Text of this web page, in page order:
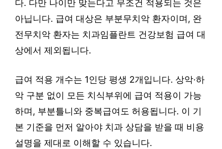
다. 다만 나이만 맞는다고 무조건 적용되는 것은
아닙니다. 급여 대상은 부분무치악 환자이며, 완
전무치악 환자는 치과임플란트 건강보험 급여 대
상에서 제외됩니다.
급여 적용 개수는 1인당 평생 2개입니다. 상악·하
악 구분 없이 모든 치식부위에 급여 적용이 가능
하며, 부분틀니와 중복급여도 허용됩니다. 이 기
본 기준을 먼저 알아야 치과 상담을 받을 때 비용
설명을 제대로 이해할 수 있습니다.